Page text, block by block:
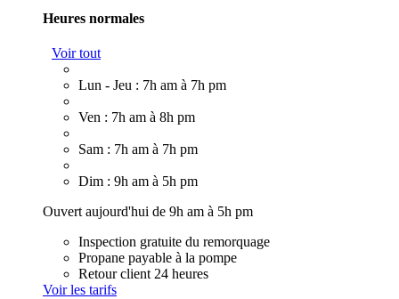
Heures normales
Voir tout
Lun - Jeu : 7h am à 7h pm
Ven : 7h am à 8h pm
Sam : 7h am à 7h pm
Dim : 9h am à 5h pm
Ouvert aujourd'hui de 9h am à 5h pm
Inspection gratuite du remorquage
Propane payable à la pompe
Retour client 24 heures
Voir les tarifs